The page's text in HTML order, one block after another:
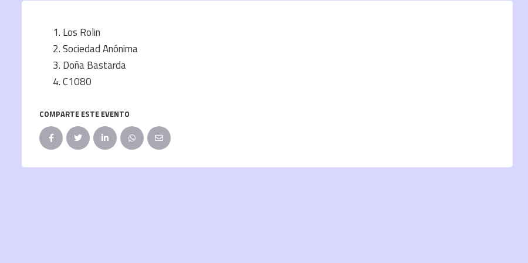
Los Rolin
Sociedad Anónima
Doña Bastarda
C1080
COMPARTE ESTE EVENTO